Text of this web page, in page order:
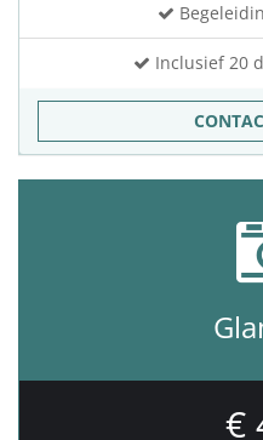
Inclusief 20
€